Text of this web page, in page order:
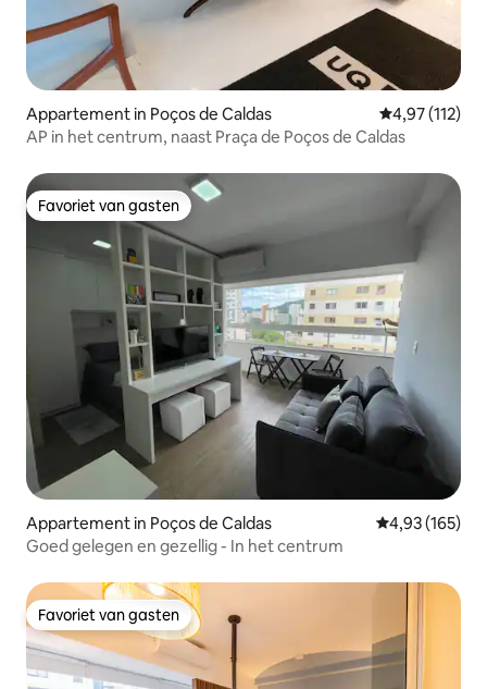
Appartement in Poços de Caldas Gemiddelde
4,97 (112)
AP in het centrum, naast Praça de Poços de Caldas
Favoriet van gasten
Favoriet van gasten
Appartement in Poços de Caldas Gemiddelde
4,93 (165)
Goed gelegen en gezellig - In het centrum
Favoriet van gasten
Favoriet van gasten